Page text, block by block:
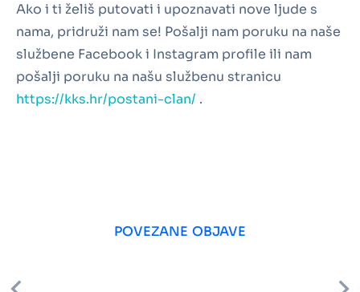
Ako i ti želiš putovati i upoznavati nove ljude s
nama, pridruži nam se! Pošalji nam poruku na naše
službene Facebook i Instagram profile ili nam
pošalji poruku na našu službenu stranicu
https://kks.hr/postani-clan/ .
POVEZANE OBJAVE